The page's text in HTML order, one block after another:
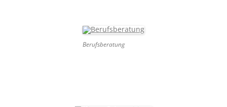
Berufsberatung